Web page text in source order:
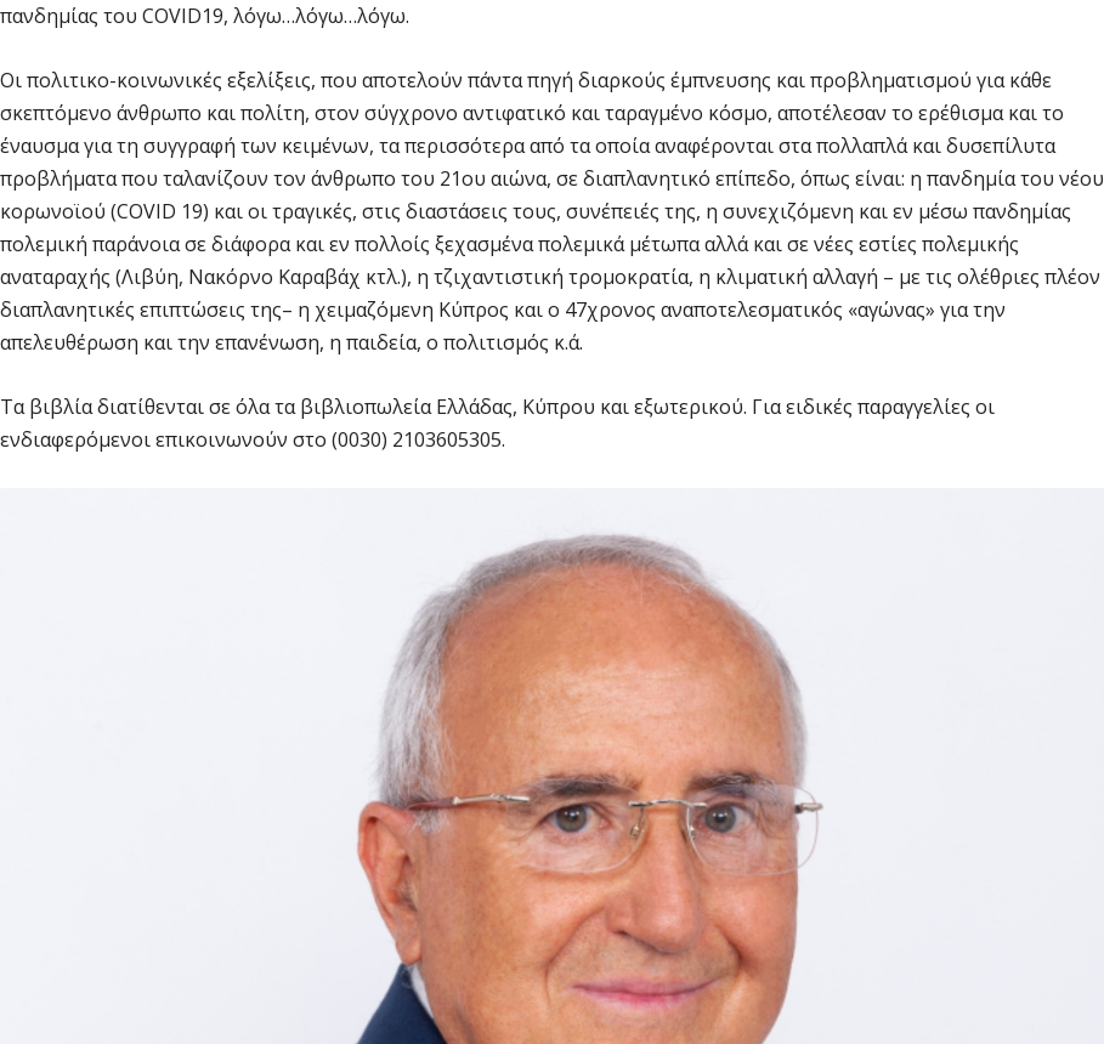
πανδημίας του COVID19, λόγω…λόγω…λόγω.
Οι πολιτικο-κοινωνικές εξελίξεις, που αποτελούν πάντα πηγή διαρκούς έμπνευσης και προβληματισμού για κάθε
σκεπτόμενο άνθρωπο και πολίτη, στον σύγχρονο αντιφατικό και ταραγμένο κόσμο, αποτέλεσαν το ερέθισμα και το
έναυσμα για τη συγγραφή των κειμένων, τα περισσότερα από τα οποία αναφέρονται στα πολλαπλά και δυσεπίλυτα
προβλήματα που ταλανίζουν τον άνθρωπο του 21ου αιώνα, σε διαπλανητικό επίπεδο, όπως είναι: η πανδημία του νέου
κορωνοϊού (COVID 19) και οι τραγικές, στις διαστάσεις τους, συνέπειές της, η συνεχιζόμενη και εν μέσω πανδημίας
πολεμική παράνοια σε διάφορα και εν πολλοίς ξεχασμένα πολεμικά μέτωπα αλλά και σε νέες εστίες πολεμικής
αναταραχής (Λιβύη, Νακόρνο Καραβάχ κτλ.), η τζιχαντιστική τρομοκρατία, η κλιματική αλλαγή – με τις ολέθριες πλέον
διαπλανητικές επιπτώσεις της– η χειμαζόμενη Κύπρος και ο 47χρονος αναποτελεσματικός «αγώνας» για την
απελευθέρωση και την επανένωση, η παιδεία, ο πολιτισμός κ.ά.
Τα βιβλία διατίθενται σε όλα τα βιβλιοπωλεία Ελλάδας, Κύπρου και εξωτερικού. Για ειδικές παραγγελίες οι
ενδιαφερόμενοι επικοινωνούν στο (0030) 2103605305.